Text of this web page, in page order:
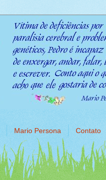
Mario Persona Contato